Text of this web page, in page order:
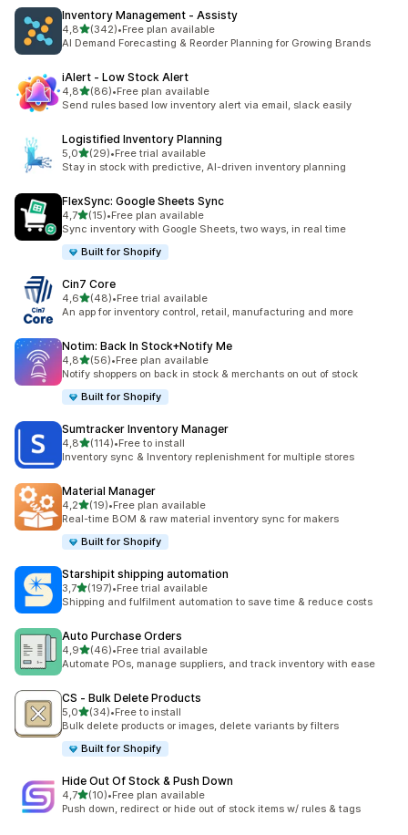
Inventory Management ‑ Assisty
4,8na 5 gwiazdek
(342)
Łączna liczba recenzji: 342
•Free plan available
AI Demand Forecasting & Reorder Planning for Growing Brands
iAlert ‑ Low Stock Alert
4,8na 5 gwiazdek
(86)
Łączna liczba recenzji: 86
•Free plan available
Send rules based low inventory alert via email, slack easily
Logistified Inventory Planning
5,0na 5 gwiazdek
(29)
Łączna liczba recenzji: 29
•Free trial available
Stay in stock with predictive, AI-driven inventory planning
FlexSync: Google Sheets Sync
4,7na 5 gwiazdek
(15)
Łączna liczba recenzji: 15
•Free plan available
Sync inventory with Google Sheets, two ways, in real time
Built for Shopify
Cin7 Core
4,6na 5 gwiazdek
(48)
Łączna liczba recenzji: 48
•Free trial available
An app for inventory control, retail, manufacturing and more
Notim: Back In Stock+Notify Me
4,8na 5 gwiazdek
(56)
Łączna liczba recenzji: 56
•Free plan available
Notify shoppers on back in stock & merchants on out of stock
Built for Shopify
Sumtracker Inventory Manager
4,8na 5 gwiazdek
(114)
Łączna liczba recenzji: 114
•Free to install
Inventory sync & Inventory replenishment for multiple stores
Material Manager
4,2na 5 gwiazdek
(19)
Łączna liczba recenzji: 19
•Free plan available
Real-time BOM & raw material inventory sync for makers
Built for Shopify
Starshipit shipping automation
3,7na 5 gwiazdek
(197)
Łączna liczba recenzji: 197
•Free trial available
Shipping and fulfilment automation to save time & reduce costs
Auto Purchase Orders
4,9na 5 gwiazdek
(46)
Łączna liczba recenzji: 46
•Free trial available
Automate POs, manage suppliers, and track inventory with ease
CS ‑ Bulk Delete Products
5,0na 5 gwiazdek
(34)
Łączna liczba recenzji: 34
•Free to install
Bulk delete products or images, delete variants by filters
Built for Shopify
Hide Out Of Stock & Push Down
4,7na 5 gwiazdek
(10)
Łączna liczba recenzji: 10
•Free plan available
Push down, redirect or hide out of stock items w/ rules & tags